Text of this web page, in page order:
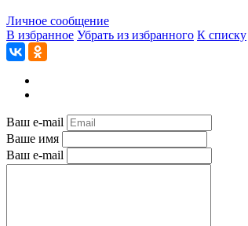
Личное сообщение
В избранное Убрать из избранного К списку
Ваш e-mail
Ваше имя
Ваш e-mail